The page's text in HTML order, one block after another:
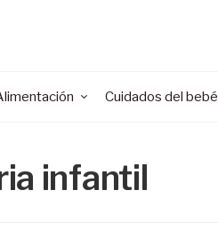
Cuidados del bebé
infantil